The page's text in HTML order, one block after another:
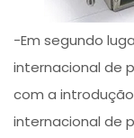
-Em segundo
internacional de
com a
internacional de